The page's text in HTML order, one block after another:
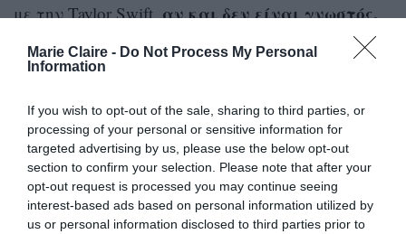
Marie Claire - Do Not Process My Personal
Information
If you wish to opt-out of the sale, sharing to third parties, or
processing of your personal or sensitive information for
targeted advertising by us, please use the below opt-out
section to confirm your selection. Please note that after your
opt-out request is processed you may continue seeing
interest-based ads based on personal information utilized by
us or personal information disclosed to third parties prior to
με την Taylor Swift,αν και δεν είναι γνωστός,
ως τώρα, ο ρόλος της.
καυτό καιρό, τους βάλτους, η Φλόριντα είναι
επίσης σημαντική καθώς χρησίμευσε ως η
τοποθεσία για τις πρώτες εμφανίσεις της Swift
επιστρέφοντας στο The Eras Tour μετά τον
χωρισμό της με τον Joe Alwyn έπειτα από έξι